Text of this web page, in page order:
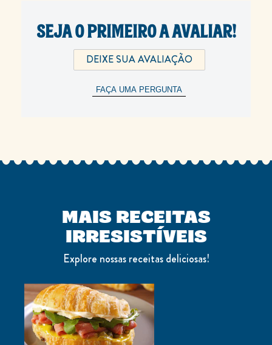
SEJA O PRIMEIRO A AVALIAR!
DEIXE SUA AVALIAÇÃO
FAÇA UMA PERGUNTA
MAIS RECEITAS
IRRESISTÍVEIS
Explore nossas receitas deliciosas!